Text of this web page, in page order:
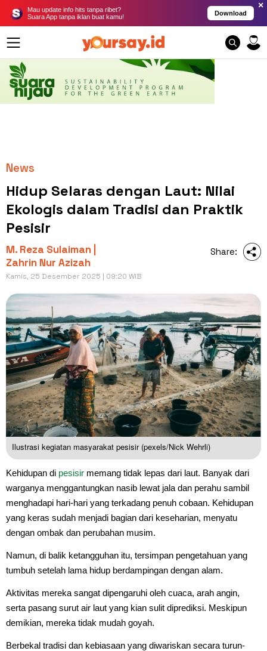
Mau update info hits tanpa ribet?
Suara App tanpa iklan buat kamu!
Download
×
News
Hidup Selaras dengan Laut: Nilai
Ekologis dalam Tradisi dan Praktik
Pesisir
M. Reza Sulaiman |
Zahrin Nur Azizah
Kamis, 25 Desember 2025 | 09:20 WIB
Share:
Ilustrasi kegiatan masyarakat pesisir (pexels/Nick Wehrli)
Kehidupan di pesisir memang tidak lepas dari laut. Banyak dari
warganya menggantungkan nasib lewat jala dan perahu sambil
menghadapi hari-hari yang terkadang penuh cobaan. Kehidupan
yang keras sudah menjadi bagian dari keseharian, menyatu
dengan ombak dan perubahan musim.
Namun, di balik ketangguhan itu, tersimpan pengetahuan yang
tumbuh setelah lama hidup berdampingan dengan alam.
Aktivitas mereka sangat dipengaruhi oleh cuaca, arah angin,
serta pasang surut air laut yang kian sulit diprediksi. Meskipun
demikian, mereka tidak mudah goyah.
Berbekal tradisi dan kebiasaan yang diwariskan secara turun-